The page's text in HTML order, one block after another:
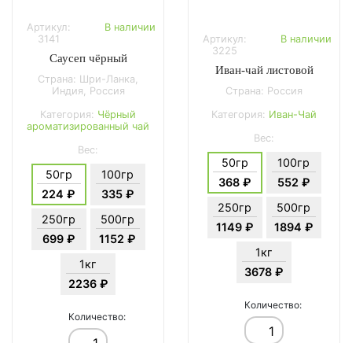
Артикул:
3141
В наличии
Саусеп чёрный
Страна: Шри-Ланка,
Индия, Россия
Категория: Чёрный
ароматизированный чай
Вес:
50гр
224 ₽
100гр
335 ₽
250гр
699 ₽
500гр
1152 ₽
1кг
2236 ₽
Количество:
Артикул:
3225
В наличии
Иван-чай листовой
Страна: Россия
Категория: Иван-Чай
Вес:
50гр
368 ₽
100гр
552 ₽
250гр
1149 ₽
500гр
1894 ₽
1кг
3678 ₽
Количество: